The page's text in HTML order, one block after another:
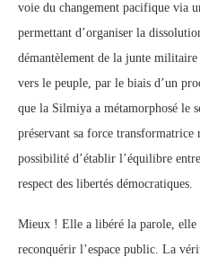
voie du changement pacifique via
permettant d’organiser la
démantèlement de la junte
vers le peuple, par le biais d’un
que la Silmiya a métamorphosé le
préservant sa force
possibilité d’établir l’équilibre
respect des libertés démocratiques.
Mieux ! Elle a libéré la parole, elle
reconquérir l’espace public. La